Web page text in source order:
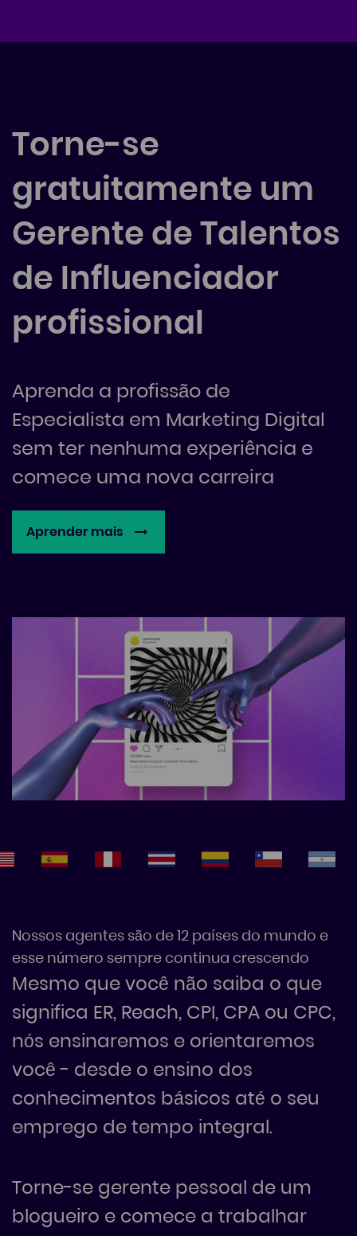
Torne-se
gratuitamente um
Gerente de Talentos
de Influenciador
profissional
Aprenda a profissão de
Especialista em Marketing Digital
sem ter nenhuma experiência e
comece uma nova carreira
Aprender mais
Nossos agentes são de 12 países do mundo e
esse número sempre continua crescendo
Mesmo que você não saiba o que
significa ER, Reach, CPI, CPA ou CPC,
nós ensinaremos e orientaremos
você - desde o ensino dos
conhecimentos básicos até o seu
emprego de tempo integral.
Torne-se gerente pessoal de um
blogueiro e comece a trabalhar